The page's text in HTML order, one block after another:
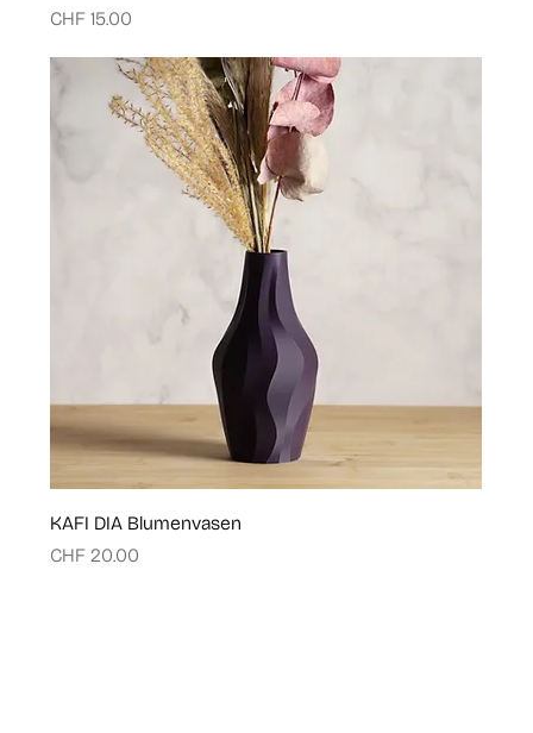
Price
CHF 15.00
KAFI DIA Blumenvasen
Price
CHF 20.00